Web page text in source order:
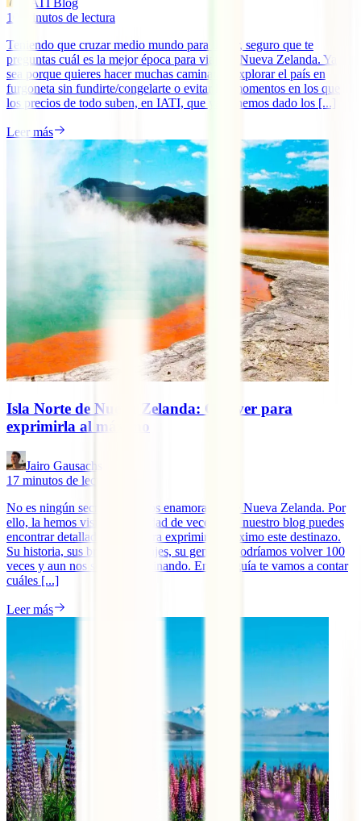
IATI Blog
10
minutos de lectura
Teniendo que cruzar medio mundo para llegar, seguro que te
preguntas cuál es la mejor época para viajar a Nueva Zelanda. Ya
sea porque quieres hacer muchas caminatas, explorar el país en
furgoneta sin fundirte/congelarte o evitar los momentos en los que
los precios de todo suben, en IATI, que ya te hemos dado los [...]
Leer más
Isla Norte de Nueva Zelanda: Qué ver para
exprimirla al máximo
Jairo Gausachs
17 minutos de lectura
No es ningún secreto, estamos enamorados de Nueva Zelanda. Por
ello, la hemos visitado infinidad de veces y en nuestro blog puedes
encontrar detalladas guías para exprimir al máximo este destinazo.
Su historia, sus brutales paisajes, su gente… Podríamos volver 100
veces y aun nos seguiría fascinando. En esta guía te vamos a contar
cuáles [...]
Leer más